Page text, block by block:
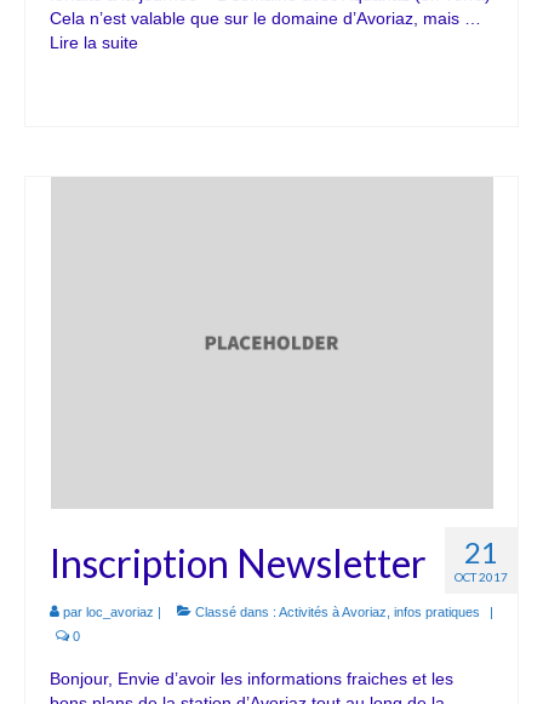
Cela n’est valable que sur le domaine d’Avoriaz, mais …
Lire la suite­­
21
OCT 2017
Inscription Newsletter
par loc_avoriaz | Classé dans : Activités à Avoriaz infos pratiques
|
0
Bonjour, Envie d’avoir les informations fraiches et les